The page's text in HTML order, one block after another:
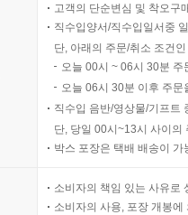
고객의 단순변심 및 착오구
직수입양서/직수입일서중
단, 아래의 주문/취소 조건
오늘 00시 ~ 06시 30분
오늘 06시 30분 이후 주
직수입 음반/영상물/기프트
단, 당일 00시~13시 사이의
박스 포장은 택배 배송이
소비자의 책임 있는 사유로
소비자의 사용, 포장 개봉